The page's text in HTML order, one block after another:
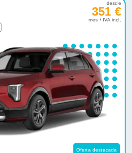
desde
351 €
mes / IVA incl.
Oferta destacada